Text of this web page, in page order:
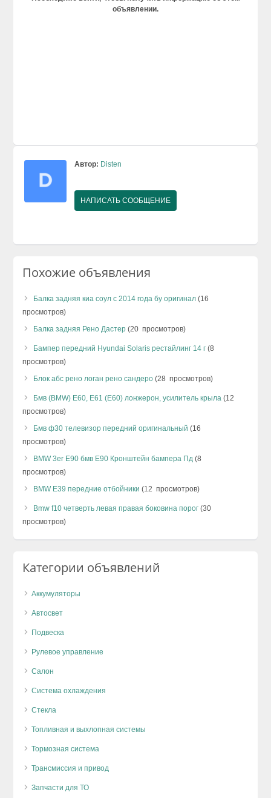
объявлении.
Автор: Disten
НАПИСАТЬ СООБЩЕНИЕ
Похожие объявления
Балка задняя киа соул с 2014 года бу оригинал (16
просмотров)
Балка задняя Рено Дастер (20 просмотров)
Бампер передний Hyundai Solaris рестайлинг 14 г (8
просмотров)
Блок абс рено логан рено сандеро (28 просмотров)
Бмв (BMW) Е60, Е61 (E60) лонжерон, усилитель крыла (12
просмотров)
Бмв ф30 телевизор передний оригинальный (16
просмотров)
BMW 3er E90 бмв Е90 Кронштейн бампера Пд (8
просмотров)
BMW E39 передние отбойники (12 просмотров)
Bmw f10 четверть левая правая боковина порог (30
просмотров)
Категории объявлений
Аккумуляторы
Автосвет
Подвеска
Рулевое управление
Салон
Система охлаждения
Стекла
Топливная и выхлопная системы
Тормозная система
Трансмиссия и привод
Запчасти для ТО